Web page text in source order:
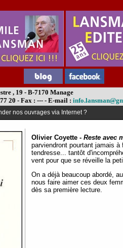
, 19 - B-7170 Manage
20 - Fax : --- - E-mail :
nos ouvrages via Internet ?
Olivier Coyette - Reste avec
parviendront pourtant jamais
tendresse... tantôt
vent pour que se réveille la
On a déjà beaucoup abordé,
nous faire aimer ces deux
dès sa première lecture.